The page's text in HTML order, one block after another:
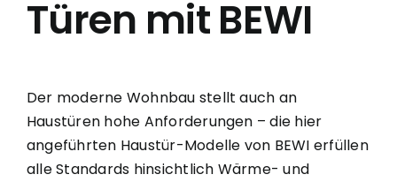
Türen mit BEWI
Der moderne Wohnbau stellt auch an
Haustüren hohe Anforderungen – die hier
angeführten Haustür-Modelle von BEWI erfüllen
alle Standards hinsichtlich Wärme- und